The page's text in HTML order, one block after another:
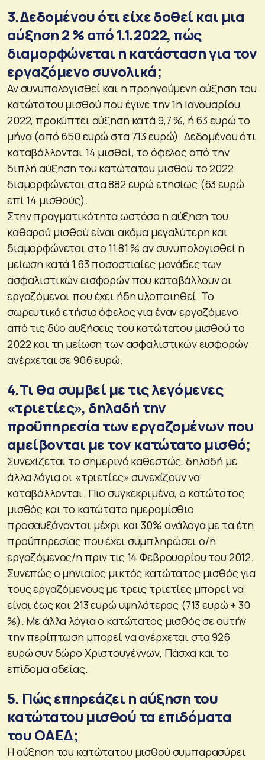
3.Δεδομένου ότι είχε δοθεί και μια
αύξηση 2 % από 1.1.2022, πώς
διαμορφώνεται η κατάσταση για τον
εργαζόμενο συνολικά;
Αν συνυπολογισθεί και η προηγούμενη αύξηση του
κατώτατου μισθού που έγινε την 1η Ιανουαρίου
2022, προκύπτει αύξηση κατά 9,7 %, ή 63 ευρώ το
μήνα (από 650 ευρώ στα 713 ευρώ). Δεδομένου ότι
καταβάλλονται 14 μισθοί, το όφελος από την
διπλή αύξηση του κατώτατου μισθού το 2022
διαμορφώνεται στα 882 ευρώ ετησίως (63 ευρώ
επί 14 μισθούς).
Στην πραγματικότητα ωστόσο η αύξηση του
καθαρού μισθού είναι ακόμα μεγαλύτερη και
διαμορφώνεται στο 11,81 % αν συνυπολογισθεί η
μείωση κατά 1,63 ποσοστιαίες μονάδες των
ασφαλιστικών εισφορών που καταβάλλουν οι
εργαζόμενοι που έχει ήδη υλοποιηθεί. Το
σωρευτικό ετήσιο όφελος για έναν εργαζόμενο
από τις δύο αυξήσεις του κατώτατου μισθού το
2022 και τη μείωση των ασφαλιστικών εισφορών
ανέρχεται σε 906 ευρώ.
4.Τι θα συμβεί με τις λεγόμενες
«τριετίες», δηλαδή την
προϋπηρεσία των εργαζομένων που
αμείβονται με τον κατώτατο μισθό;
Συνεχίζεται το σημερινό καθεστώς, δηλαδή με
άλλα λόγια οι «τριετίες» συνεχίζουν να
καταβάλλονται. Πιο συγκεκριμένα, ο κατώτατος
μισθός και το κατώτατο ημερομίσθιο
προσαυξάνονται μέχρι και 30% ανάλογα με τα έτη
προϋπηρεσίας που έχει συμπληρώσει ο/η
εργαζόμενος/η πριν τις 14 Φεβρουαρίου του 2012.
Συνεπώς ο μηνιαίος μικτός κατώτατος μισθός για
τους εργαζόμενους με τρεις τριετίες μπορεί να
είναι έως και 213 ευρώ υψηλότερος (713 ευρώ + 30
%). Με άλλα λόγια ο κατώτατος μισθός σε αυτήν
την περίπτωση μπορεί να ανέρχεται στα 926
ευρώ συν δώρο Χριστουγέννων, Πάσχα και το
επίδομα αδείας.
5. Πώς επηρεάζει η αύξηση του
κατώτατου μισθού τα επιδόματα
του ΟΑΕΔ;
Η αύξηση του κατώτατου μισθού συμπαρασύρει